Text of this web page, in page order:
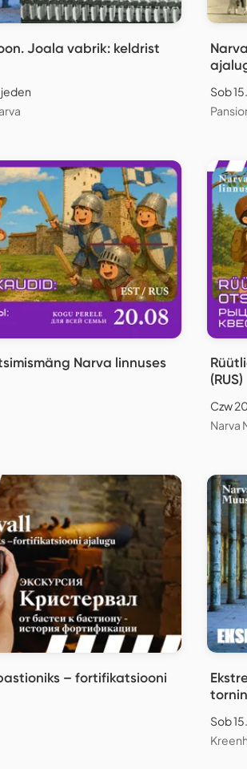
Joala vabrik: keldrist
jeden
Sob
Narva linnuses
(RUS)
Czw
Narva
– fortifikatsiooni
Sob